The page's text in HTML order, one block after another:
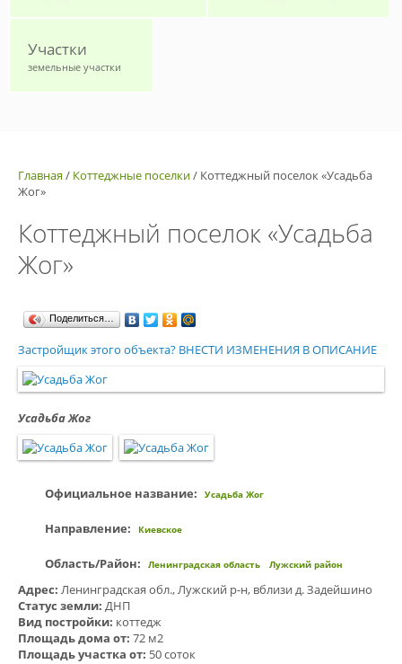
Участки
земельные участки
Главная / Коттеджные поселки/ Коттеджный поселок «Усадьба
Жог»
Коттеджный поселок «Усадьба
Жог»
Поделиться…
Застройщик этого объекта? ВНЕСТИ ИЗМЕНЕНИЯ В ОПИСАНИЕ
Усадьба Жог
Официальное название: Усадьба Жог
Направление: Киевское
Область/Район: Ленинградская область Лужский район
Адрес: Ленинградская обл., Лужский р-н, вблизи д. Задейшино
Статус земли: ДНП
Вид постройки: коттедж
Площадь дома от: 72 м2
Площадь участка от: 50 соток